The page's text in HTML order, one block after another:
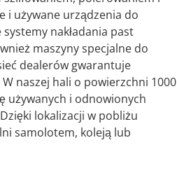
i używane urządzenia do
nakładania past
maszyny specjalne do
dealerów gwarantuje
naszej hali o powierzchni 1000
używanych i odnowionych
lokalizacji w pobliżu
samolotem, koleją lub